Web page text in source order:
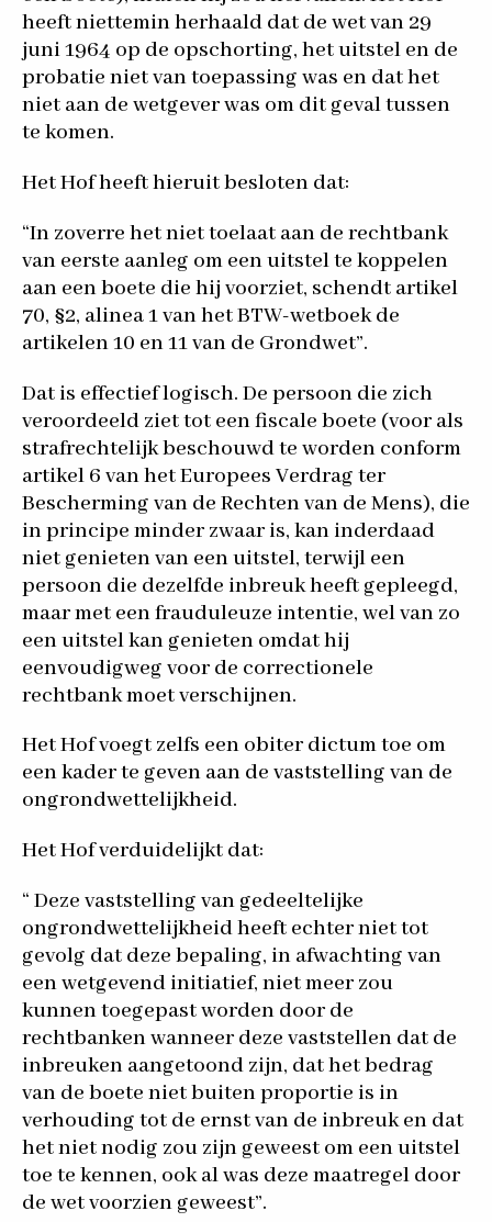
heeft niettemin herhaald dat de wet van 29
juni 1964 op de opschorting, het uitstel en de
probatie niet van toepassing was en dat het
niet aan de wetgever was om dit geval tussen
te komen.
Het Hof heeft hieruit besloten dat:
“In zoverre het niet toelaat aan de rechtbank
van eerste aanleg om een uitstel te koppelen
aan een boete die hij voorziet, schendt artikel
70, §2, alinea 1 van het BTW-wetboek de
artikelen 10 en 11 van de Grondwet”.
Dat is effectief logisch. De persoon die zich
veroordeeld ziet tot een fiscale boete (voor als
strafrechtelijk beschouwd te worden conform
artikel 6 van het Europees Verdrag ter
Bescherming van de Rechten van de Mens), die
in principe minder zwaar is, kan inderdaad
niet genieten van een uitstel, terwijl een
persoon die dezelfde inbreuk heeft gepleegd,
maar met een frauduleuze intentie, wel van zo
een uitstel kan genieten omdat hij
eenvoudigweg voor de correctionele
rechtbank moet verschijnen.
Het Hof voegt zelfs een obiter dictum toe om
een kader te geven aan de vaststelling van de
ongrondwettelijkheid.
Het Hof verduidelijkt dat:
“ Deze vaststelling van gedeeltelijke
ongrondwettelijkheid heeft echter niet tot
gevolg dat deze bepaling, in afwachting van
een wetgevend initiatief, niet meer zou
kunnen toegepast worden door de
rechtbanken wanneer deze vaststellen dat de
inbreuken aangetoond zijn, dat het bedrag
van de boete niet buiten proportie is in
verhouding tot de ernst van de inbreuk en dat
het niet nodig zou zijn geweest om een uitstel
toe te kennen, ook al was deze maatregel door
de wet voorzien geweest”.